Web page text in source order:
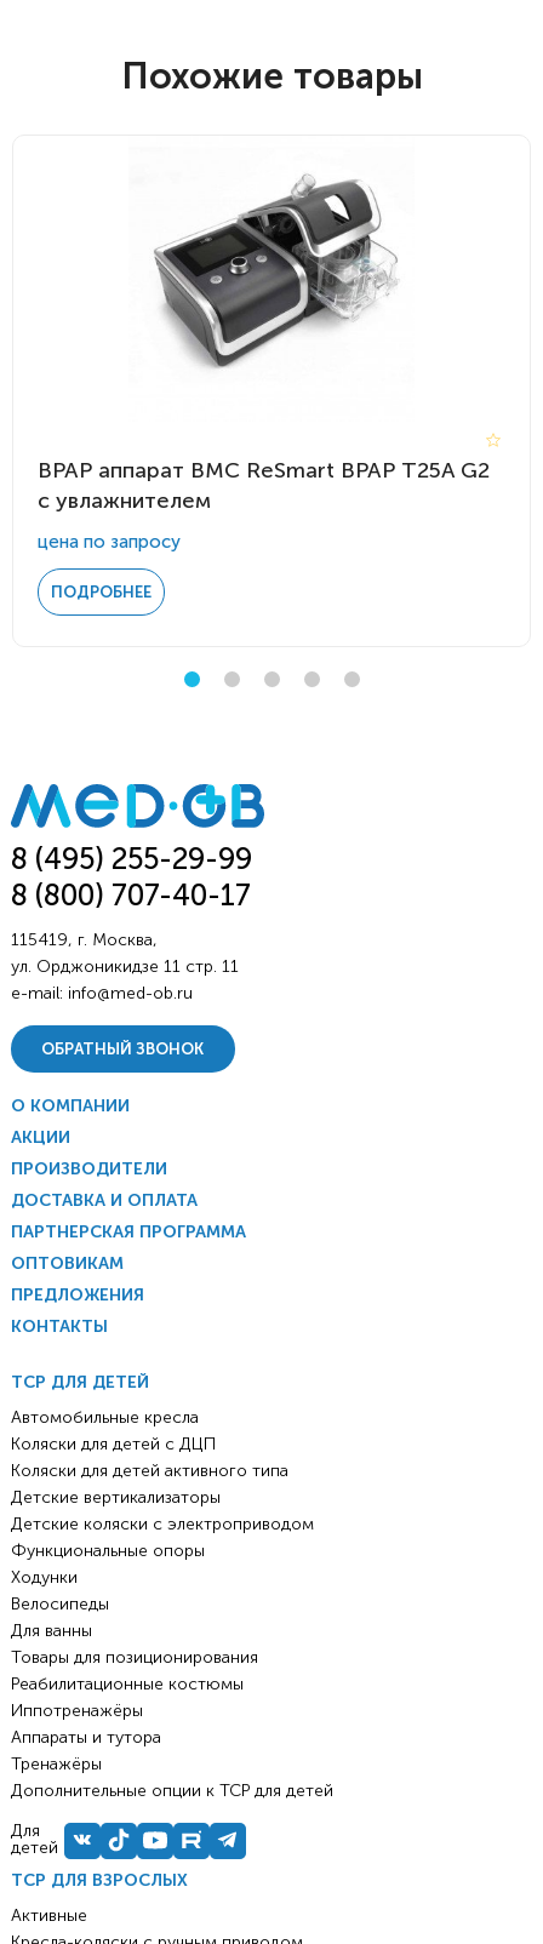
Похожие товары
BPAP аппарат BMC ReSmart BPAP Т25A G2
с увлажнителем
цена по запросу
ПОДРОБНЕЕ
8 (495) 255-29-99
8 (800) 707-40-17
115419, г. Москва,
ул. Орджоникидзе 11 стр. 11
e-mail: info@med-ob.ru
ОБРАТНЫЙ ЗВОНОК
О КОМПАНИИ
АКЦИИ
ПРОИЗВОДИТЕЛИ
ДОСТАВКА И ОПЛАТА
ПАРТНЕРСКАЯ ПРОГРАММА
ОПТОВИКАМ
ПРЕДЛОЖЕНИЯ
КОНТАКТЫ
ТСР ДЛЯ ВЗРОСЛЫХ
Активные
ТСР ДЛЯ ДЕТЕЙ
Автомобильные кресла
Коляски для детей с ДЦП
Коляски для детей активного типа
Детские вертикализаторы
Детские коляски с электроприводом
Функциональные опоры
Ходунки
Велосипеды
Для ванны
Товары для позиционирования
Реабилитационные костюмы
Иппотренажёры
Аппараты и тутора
Тренажёры
Дополнительные опции к ТСР для детей
Для
детей